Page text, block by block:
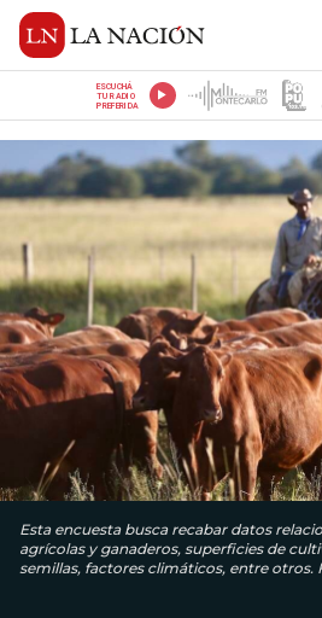
ESCUCHÁ
TU RADIO
PREFERIDA
Esta encuesta busca recabar datos
agrícolas y ganaderos, superficies de
semillas, factores climáticos, entre otros.